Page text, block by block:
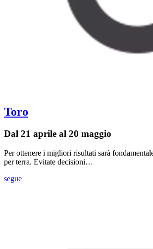
Toro
Dal 21 aprile al 20 maggio
Per ottenere i migliori risultati sarà
per terra. Evitate decisioni…
segue